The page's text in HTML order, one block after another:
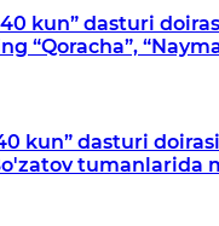
kun” dasturi
“Qoracha”,
kun” dasturi
tumanlarida